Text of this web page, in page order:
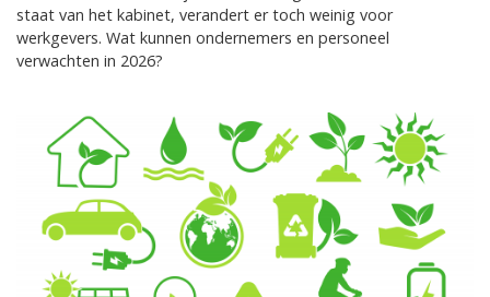
staat van het kabinet, verandert er toch weinig voor
werkgevers. Wat kunnen ondernemers en personeel
verwachten in 2026?